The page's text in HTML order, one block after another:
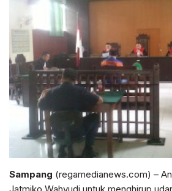
Sampang (regamedianews.com) –
Jatmiko Wahyudi untuk menghirup